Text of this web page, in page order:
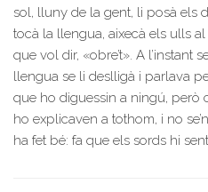
sol, lluny de la gent, li posà els
tocà la llengua, aixecà els ulls
que vol dir, «obre’t». A l’instant
llengua se li deslligà i parlava
que ho diguessin a ningú, però
ho explicaven a tothom, i no
ha fet bé: fa que els sords hi